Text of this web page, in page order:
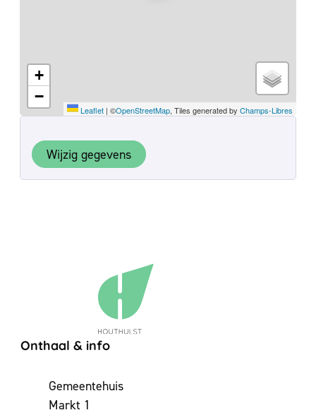
+
−
Leaflet | ©OpenStreetMap, Tiles generated by Champs-Libres
Wijzig gegevens
Contact & openingsuren
Onthaal & info
AdresGemeentehuis
Markt 1